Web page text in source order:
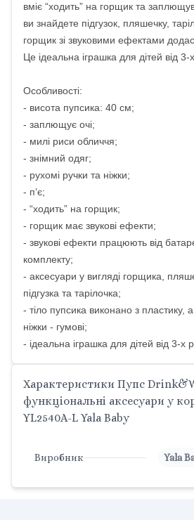
вміє “ходить” на горщик та
ви знайдете підгузок, пляшечку,
горщик зі звуковими ефектами
Це ідеальна іграшка для дітей від 3-х
Особливості:
- висота пупсика: 40 см;
- заплющує очі;
- милі риси обличчя;
- знімний одяг;
- рухомі ручки та ніжки;
- п’є;
- “ходить” на горщик;
- горщик має звукові ефекти;
- звукові ефекти працюють від
комплекту;
- аксесуари у вигляді горщика,
підгузка та тарілочка;
- тіло пупсика виконано з пластику,
ніжки - гумові;
- ідеальна іграшка для дітей від 3-х
Характеристики Пупс
функціональні аксесуари у
YL2540A-L Yala Baby
Виробник Yala